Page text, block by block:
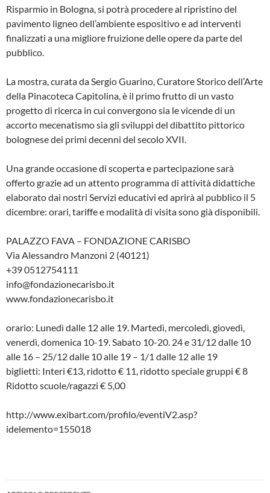
Risparmio in Bologna, si potrà procedere al ripristino del
pavimento ligneo dell’ambiente espositivo e ad interventi
finalizzati a una migliore fruizione delle opere da parte del
pubblico.
La mostra, curata da Sergio Guarino, Curatore Storico dell’Arte
della Pinacoteca Capitolina, è il primo frutto di un vasto
progetto di ricerca in cui convergono sia le vicende di un
accorto mecenatismo sia gli sviluppi del dibattito pittorico
bolognese dei primi decenni del secolo XVII.
Una grande occasione di scoperta e partecipazione sarà
offerto grazie ad un attento programma di attività didattiche
elaborato dai nostri Servizi educativi ed aprirà al pubblico il 5
dicembre: orari, tariffe e modalità di visita sono già disponibili.
PALAZZO FAVA – FONDAZIONE CARISBO
Via Alessandro Manzoni 2 (40121)
+39 0512754111
info@fondazionecarisbo.it
www.fondazionecarisbo.it
orario: Lunedì dalle 12 alle 19. Martedì, mercoledì, giovedì,
venerdì, domenica 10-19. Sabato 10-20. 24 e 31/12 dalle 10
alle 16 – 25/12 dalle 10 alle 19 – 1/1 dalle 12 alle 19
biglietti: Interi €13, ridotto € 11, ridotto speciale gruppi € 8
Ridotto scuole/ragazzi € 5,00
http://www.exibart.com/profilo/eventiV2.asp?
idelemento=155018